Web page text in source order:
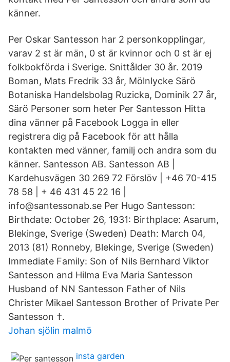
känner.
Per Oskar Santesson har 2 personkopplingar,
varav 2 st är män, 0 st är kvinnor och 0 st är ej
folkbokförda i Sverige. Snittålder 30 år. 2019
Boman, Mats Fredrik 33 år, Mölnlycke Särö
Botaniska Handelsbolag Ruzicka, Dominik 27 år,
Särö Personer som heter Per Santesson Hitta
dina vänner på Facebook Logga in eller
registrera dig på Facebook för att hålla
kontakten med vänner, familj och andra som du
känner. Santesson AB. Santesson AB |
Kardehusvägen 30 269 72 Förslöv | +46 70-415
78 58 | + 46 431 45 22 16 |
info@santessonab.se Per Hugo Santesson:
Birthdate: October 26, 1931: Birthplace: Asarum,
Blekinge, Sverige (Sweden) Death: March 04,
2013 (81) Ronneby, Blekinge, Sverige (Sweden)
Immediate Family: Son of Nils Bernhard Viktor
Santesson and Hilma Eva Maria Santesson
Husband of NN Santesson Father of Nils
Christer Mikael Santesson Brother of Private Per
Santesson †.
Johan sjölin malmö
insta garden